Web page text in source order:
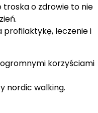
troska o zdrowie to nie
profilaktykę, leczenie i
korzyściami
nordic walking.